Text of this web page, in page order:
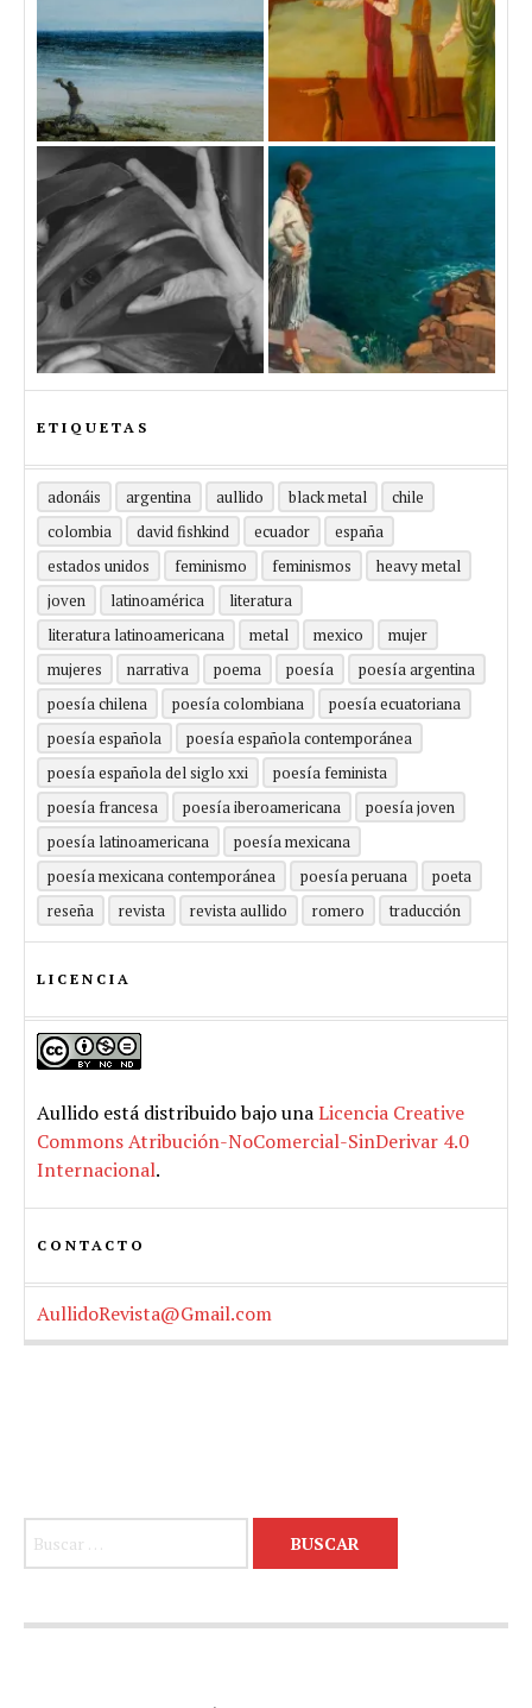
ETIQUETAS
adonáis argentina aullido black metal
chile
colombia
david fishkind ecuador
españa
estados unidos
feminismo feminismos
heavy metal
joven
latinoamérica
literatura
literatura latinoamericana
metal mexico
mujer
mujeres
narrativa poema poesía
poesía argentina
poesía chilena
poesía colombiana
poesía ecuatoriana
poesía española
poesía española contemporánea
poesía española del siglo xxi
poesía feminista
poesía francesa
poesía iberoamericana
poesía joven
poesía latinoamericana
poesía mexicana
poesía mexicana contemporánea
poesía peruana
poeta
reseña
revista revista aullido romero traducción
LICENCIA
Aullido está distribuido bajo unaLicencia Creative
Commons Atribución-NoComercial-SinDerivar 4.0
Internacional.
CONTACTO
AullidoRevista@Gmail.com